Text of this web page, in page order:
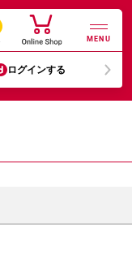
MENU
ログインする